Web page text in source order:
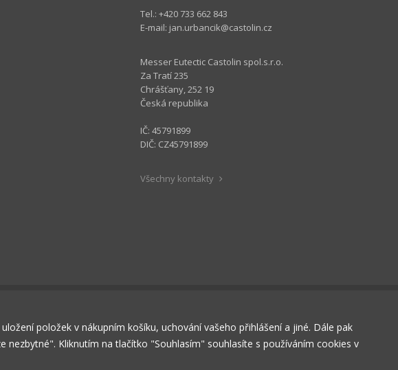
Tel.: +420 733 662 843
E-mail: jan.urbancik@castolin.cz
Messer Eutectic Castolin spol.s.r.o.
Za Tratí 235
Chrášťany, 252 19
Česká republika
IČ: 45791899
DIČ: CZ45791899
Všechny kontakty
KOŠÍKPRÁZDNÝ
položek v nákupním košíku, uchování vašeho přihlášení a jiné. Dále pak
Kliknutím na tlačítko "Souhlasím" souhlasíte s používáním cookies v